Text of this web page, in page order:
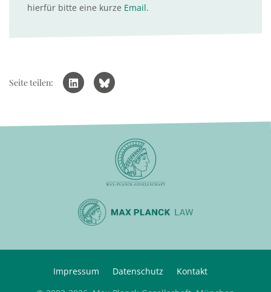
hierfür bitte eine kurze Email.
Seite teilen:
Impressum Datenschutz
Kontakt